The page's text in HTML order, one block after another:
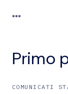
***
Primo
COMUNICATI